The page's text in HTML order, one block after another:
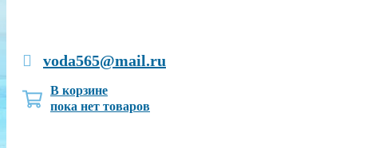
voda565@mail.ru
В корзине
пока нет товаров